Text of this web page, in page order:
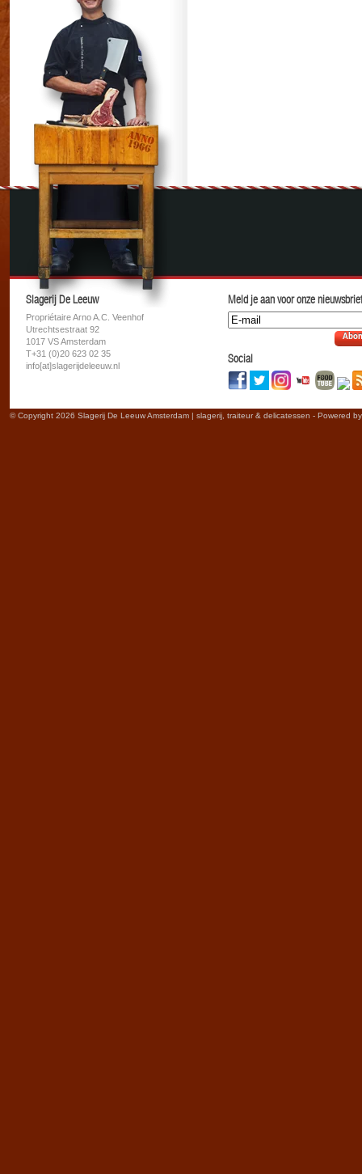
Slagerij De Leeuw
Propriétaire Arno A.C. Veenhof
Utrechtsestraat 92
1017 VS Amsterdam
T+31 (0)20 623 02 35
info[at]slagerijdeleeuw.nl
Meld je aan voor onze
Social
© Copyright 2026 Slagerij De Leeuw Amsterdam | slagerij, traiteur & delicatessen - Powered